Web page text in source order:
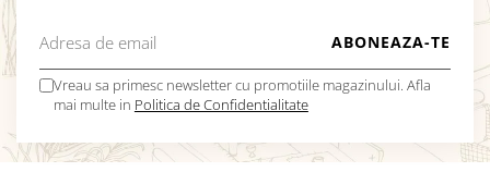
Vreau sa primesc newsletter cu promotiile magazinului. Afla
mai multe in Politica de Confidentialitate